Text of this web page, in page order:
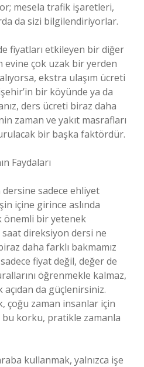
mesela trafik işaretleri,
da sizi bilgilendiriyorlar.
fiyatları etkileyen bir diğer
çok uzak bir yerden
ekstra ulaşım ücreti
bir köyünde ya da
ders ücreti biraz daha
zaman ve yakıt masrafları
bir başka faktördür.
Faydaları
sadece ehliyet
içine girince aslında
önemli bir yetenek
saat direksiyon dersi ne
daha farklı bakmamız
fiyat değil, değer de
öğrenmekle kalmaz,
da güçlenirsiniz.
çoğu zaman insanlar için
korku, pratikle zamanla
kullanmak, yalnızca işe